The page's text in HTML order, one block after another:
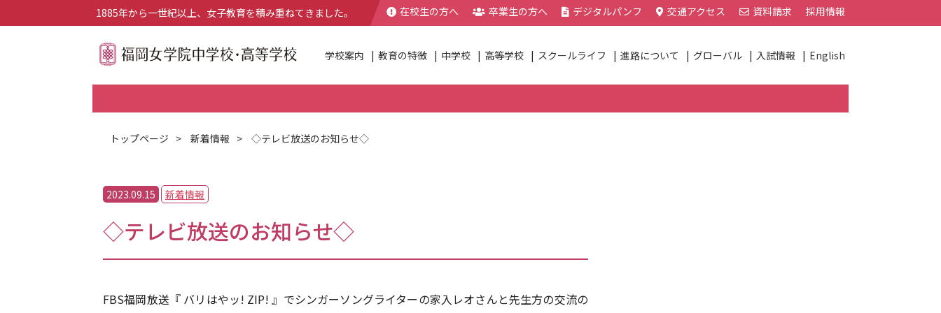
1885年から一世紀以上、女子教育を積み重ねてきました。 在校生の方へ 卒業生の方へ デジタルパンフ 交通アクセス 資料請求 採用情報
学校案内 教育の特徴 中学校 高等学校 スクールライフ 進路について グローバル 入試情報 English
トップページ > 新着情報 > ◇テレビ放送のお知らせ◇
2023.09.15 新着情報
◇テレビ放送のお知らせ◇
FBS福岡放送『 バリはやッ! ZIP! 』でシンガーソングライターの家入レオさんと先生方の交流の